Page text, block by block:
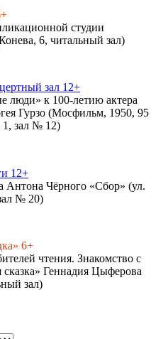
студии
6, читальный зал)
зал 12+
люди» к 100-летию актера
Гурзо (Мосфильм, 1950, 95
1, зал № 12)
12+
Антона Чёрного «Сбор» (ул.
№ 20)
6+
чтения. Знакомство с
Геннадия Цыферова
зал)